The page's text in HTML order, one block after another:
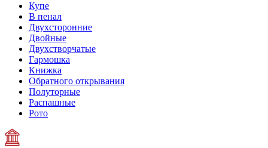
Купе
В пенал
Двухсторонние
Двойные
Двухстворчатые
Гармошка
Книжка
Обратного открывания
Полуторные
Распашные
Рото